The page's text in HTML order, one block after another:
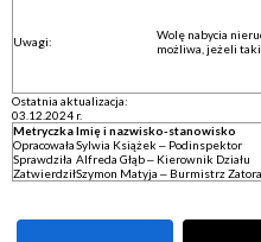
Uwagi:
Wolę nabycia
możliwa, jeżeli
Ostatnia aktualizacja:
03.12.2024 r.
MetryczkaImię i nazwisko-stanowisko
OpracowałaSylwia Książek – Podinspektor
Sprawdziła Alfreda Głąb – Kierownik Działu
ZatwierdziłSzymon Matyja – Burmistrz Zatora